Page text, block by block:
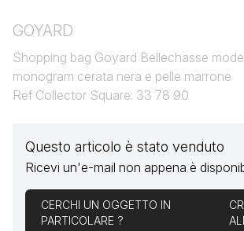
GOYARD
Shopping bag Goyard Bellechasse
monogram cerata nera e pelle marrone
Ref Collector Square: 33 78 90
Questo articolo è stato venduto
Ricevi un'e-mail non appena è
CERCHI UN OGGETTO IN
PARTICOLARE ?